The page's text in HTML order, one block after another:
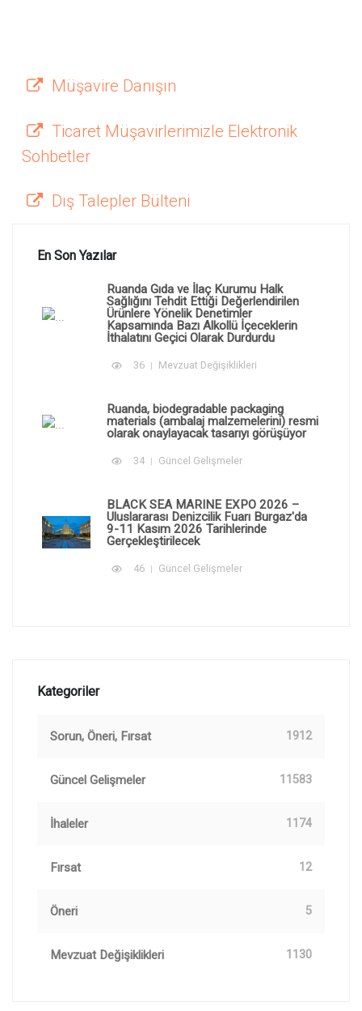
Müşavire Danışın
Ticaret Müşavirlerimizle Elektronik
Sohbetler
Dış Talepler Bülteni
En Son Yazılar
Ruanda Gıda ve İlaç Kurumu Halk
Sağlığını Tehdit Ettiği Değerlendirilen
Ürünlere Yönelik Denetimler
Kapsamında Bazı Alkollü İçeceklerin
İthalatını Geçici Olarak Durdurdu
36 Mevzuat Değişiklikleri
Ruanda, biodegradable packaging
materials (ambalaj malzemelerini) resmi
olarak onaylayacak tasarıyı görüşüyor
34 Güncel Gelişmeler
BLACK SEA MARINE EXPO 2026 –
Uluslararası Denizcilik Fuarı Burgaz'da
9-11 Kasım 2026 Tarihlerinde
Gerçekleştirilecek
46 Güncel Gelişmeler
Kategoriler
Sorun, Öneri, Fırsat 1912
Güncel Gelişmeler 11583
İhaleler 1174
Fırsat 12
Öneri 5
Mevzuat Değişiklikleri 1130